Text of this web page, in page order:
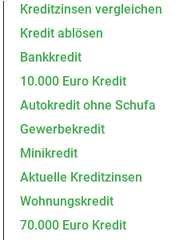
Kreditzinsen vergleichen
Kredit ablösen
Bankkredit
10.000 Euro Kredit
Autokredit ohne Schufa
Gewerbekredit
Minikredit
Aktuelle Kreditzinsen
Wohnungskredit
70.000 Euro Kredit